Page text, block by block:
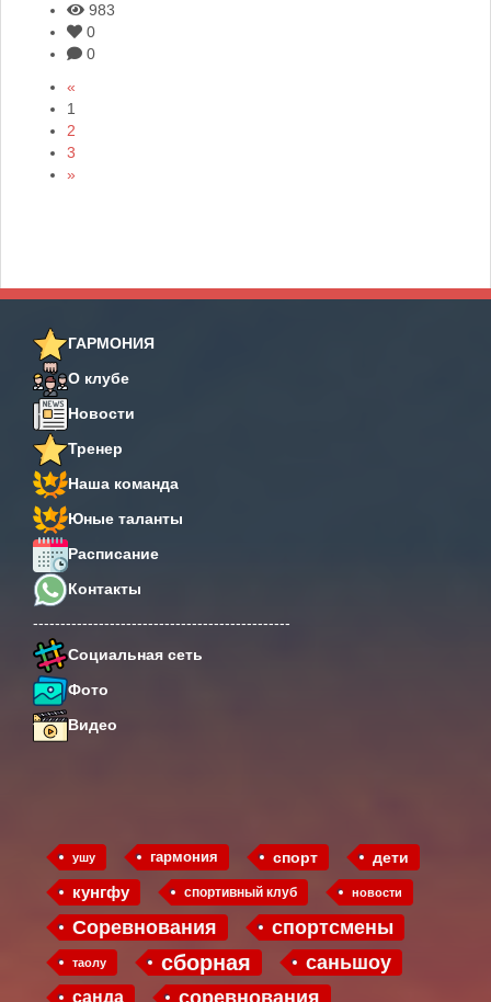
983
0
0
«
1
2
3
»
ГАРМОНИЯ
О клубе
Новости
Тренер
Наша команда
Юные таланты
Расписание
Контакты
-----------------------------------------------
Социальная сеть
Фото
Видео
ушу гармония спорт дети
кунгфу спортивный клуб новости
Соревнования спортсмены
таолу сборная саньшоу
санда соревнования